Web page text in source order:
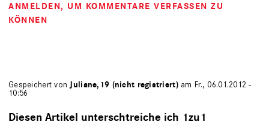
ANMELDEN, UM KOMMENTARE VERFASSEN ZU
KÖNNEN
Gespeichert von Juliane,19 (nicht registriert)am Fr., 06.01.2012 -
10:56
Diesen Artikel unterschtreiche ich 1zu1